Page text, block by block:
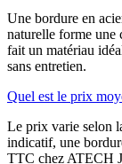
Une bordure en
naturelle forme une
fait un matériau
sans entretien.
Quel est le prix
Le prix varie selon
indicatif, une
TTC chez ATECH